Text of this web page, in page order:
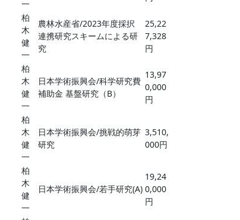
一
柏
木
健
一
農林水産省/2023年度採択
連携研究スキームによる研
究
25,22
7,328
円
柏
木
健
一
日本学術振興会/科学研究費
補助金 基盤研究（B）
13,97
0,000
円
柏
木
健
一
日本学術振興会/挑戦的萌芽
研究
3,510,
000円
柏
木
健
一
日本学術振興会/若手研究(A)
19,24
0,000
円